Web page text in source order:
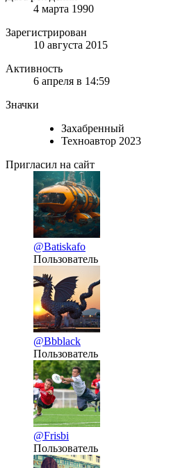
4 марта 1990
Зарегистрирован
10 августа 2015
Активность
6 апреля в 14:59
Значки
Захабренный
Техноавтор 2023
Пригласил на сайт
@Batiskafo
Пользователь
@Bbblack
Пользователь
@Frisbi
Пользователь